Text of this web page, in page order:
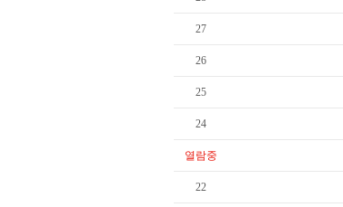
27
26
25
24
열람중
22